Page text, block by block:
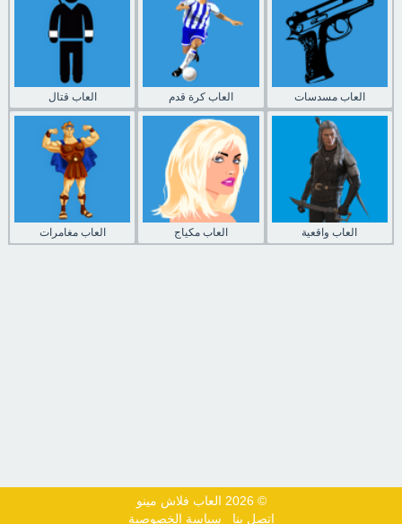
العاب قتال العاب كرة قدم العاب مسدسات
العاب مغامرات العاب مكياج العاب واقعية
© 2026 العاب فلاش مينو
اتصل بنا
سياسة الخصوصية